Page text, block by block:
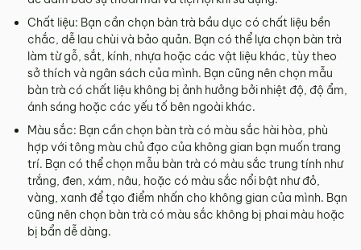
Chất liệu: Bạn cần chọn bàn trà bầu dục có chất liệu bền
chắc, dễ lau chùi và bảo quản. Bạn có thể lựa chọn bàn trà
làm từ gỗ, sắt, kính, nhựa hoặc các vật liệu khác, tùy theo
sở thích và ngân sách của mình. Bạn cũng nên chọn mẫu
bàn trà có chất liệu không bị ảnh hưởng bởi nhiệt độ, độ ẩm,
ánh sáng hoặc các yếu tố bên ngoài khác.
Màu sắc: Bạn cần chọn bàn trà có màu sắc hài hòa, phù
hợp với tông màu chủ đạo của không gian bạn muốn trang
trí. Bạn có thể chọn mẫu bàn trà có màu sắc trung tính như
trắng, đen, xám, nâu, hoặc có màu sắc nổi bật như đỏ,
vàng, xanh để tạo điểm nhấn cho không gian của mình. Bạn
cũng nên chọn bàn trà có màu sắc không bị phai màu hoặc
bị bẩn dễ dàng.